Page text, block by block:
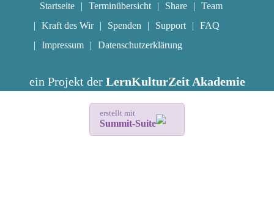
Startseite Terminübersicht Share
Team
Kraft des Wir
Spenden Support
FAQ
Impressum
Datenschutzerklärung
ein Projekt der LernKulturZeit Akademie
erstellt mit
Summit-Suite